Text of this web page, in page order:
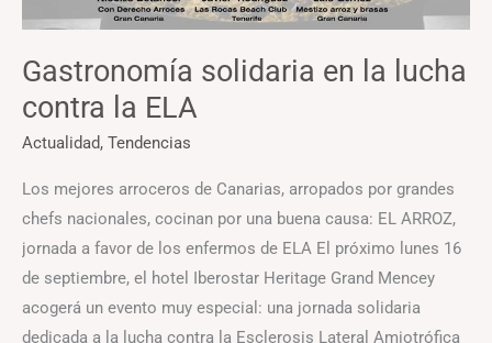
Gastronomía solidaria en la lucha
contra la ELA
Actualidad, Tendencias
Los mejores arroceros de Canarias, arropados por grandes
chefs nacionales, cocinan por una buena causa: EL ARROZ,
jornada a favor de los enfermos de ELA El próximo lunes 16
de septiembre, el hotel Iberostar Heritage Grand Mencey
acogerá un evento muy especial: una jornada solidaria
dedicada a la lucha contra la Esclerosis Lateral Amiotrófica